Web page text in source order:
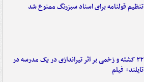
تنظیم قولنامه برای اسناد سبزرنگ ممنوع شد
۲۲ کشته و زخمی بر اثر تیراندازی در یک مدرسه در
تایلند+ فیلم